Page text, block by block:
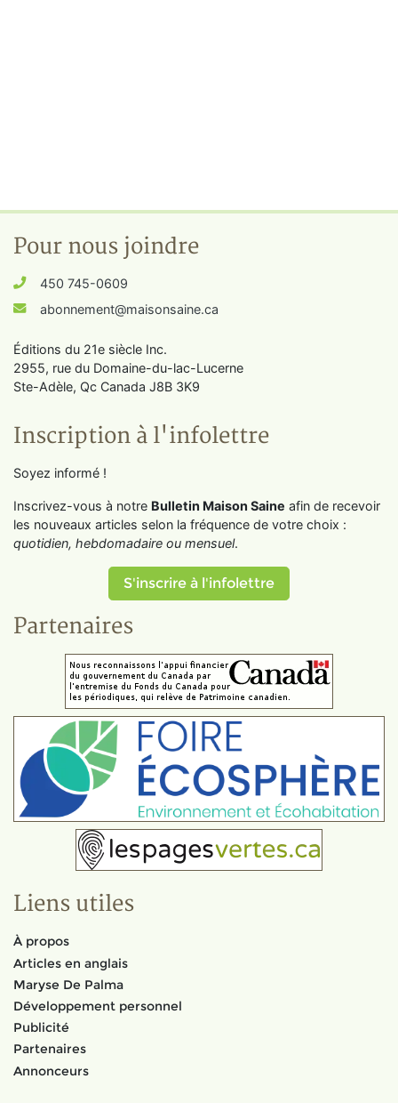
Pour nous joindre
450 745-0609
abonnement@maisonsaine.ca
Éditions du 21e siècle Inc.
2955, rue du Domaine-du-lac-Lucerne
Ste-Adèle, Qc Canada J8B 3K9
Inscription à l'infolettre
Soyez informé !
Inscrivez-vous à notre Bulletin Maison Saine afin de recevoir
les nouveaux articles selon la fréquence de votre choix :
quotidien, hebdomadaire ou mensuel.
S'inscrire à l'infolettre
Partenaires
Liens utiles
À propos
Articles en anglais
Maryse De Palma
Développement personnel
Publicité
Partenaires
Annonceurs